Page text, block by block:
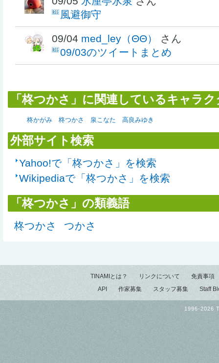
風避御守
09/04 med_ley（ΘΘ）
さん
09/03のツイートまとめ
「柊つかさ」に関連しているキャラク
柊かがみ 柊つかさ 泉こなた 高良みゆき
外部サイト検索
Yahoo!で「柊つかさ」を検索
Wikipediaで「柊つかさ」を検索
「柊つかさ」の類義語
柊つかさ つかさ
TINAMIとは？ リンクについて
免責事項
API
作家募集 スタッフ募集 Staff
1996-2026